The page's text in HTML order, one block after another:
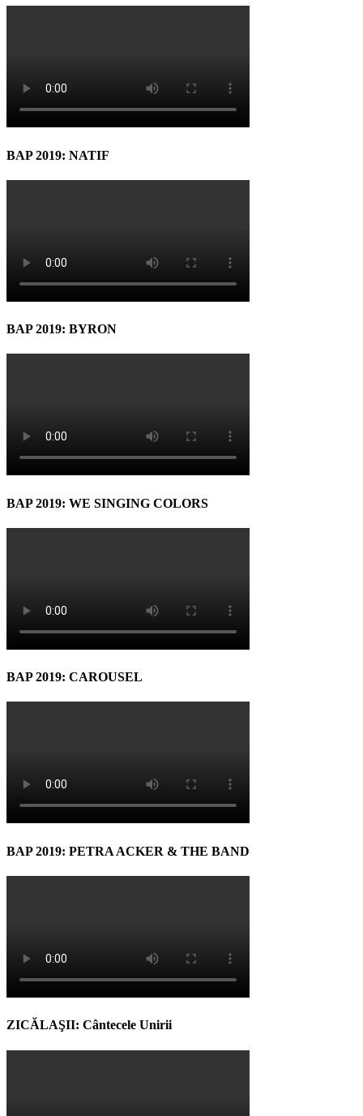
BAP 2019: NATIF
BAP 2019: BYRON
BAP 2019: WE SINGING COLORS
BAP 2019: CAROUSEL
BAP 2019: PETRA ACKER & THE BAND
ZICĂLAŞII: Cântecele Unirii